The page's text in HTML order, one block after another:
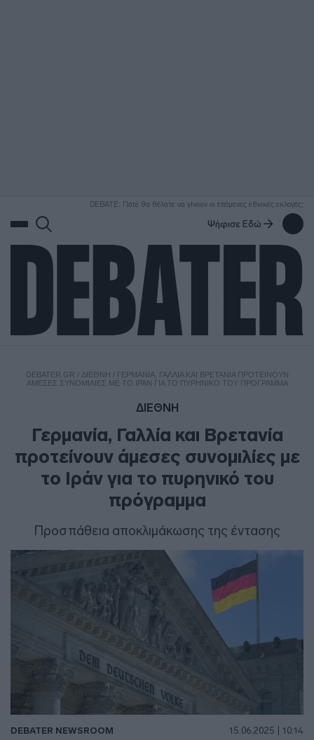
DEBATE: Πότε θα θέλατε να γίνουν οι επόμενες εθνικές εκλογές;
Ψήφισε Εδώ
DEBATER.GR / ΔΙΕΘΝΗ / ΓΕΡΜΑΝΊΑ, ΓΑΛΛΊΑ ΚΑΙ ΒΡΕΤΑΝΊΑ ΠΡΟΤΕΊΝΟΥΝ
ΆΜΕΣΕΣ ΣΥΝΟΜΙΛΊΕΣ ΜΕ ΤΟ ΙΡΆΝ ΓΙΑ ΤΟ ΠΥΡΗΝΙΚΌ ΤΟΥ ΠΡΌΓΡΑΜΜΑ
ΔΙΕΘΝΗ
Γερμανία, Γαλλία και Βρετανία
προτείνουν άμεσες συνομιλίες με
το Ιράν για το πυρηνικό του
πρόγραμμα
Προσπάθεια αποκλιμάκωσης της έντασης
DEBATER NEWSROOM 15.06.2025 | 10:14